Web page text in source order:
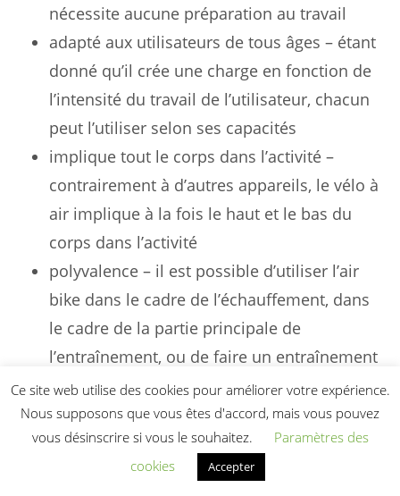
nécessite aucune préparation au travail
adapté aux utilisateurs de tous âges – étant
donné qu’il crée une charge en fonction de
l’intensité du travail de l’utilisateur, chacun
peut l’utiliser selon ses capacités
implique tout le corps dans l’activité –
contrairement à d’autres appareils, le vélo à
air implique à la fois le haut et le bas du
corps dans l’activité
polyvalence – il est possible d’utiliser l’air
bike dans le cadre de l’échauffement, dans
le cadre de la partie principale de
l’entraînement, ou de faire un entraînement
court et intense en utilisant uniquement l’air
bike
siège réglable – le siège peut être réglé dans
quatre directions afin de s’adapter au
Ce site web utilise des cookies pour améliorer votre expérience.
Nous supposons que vous êtes d'accord, mais vous pouvez
vous désinscrire si vous le souhaitez.
Paramètres des
cookies
Accepter